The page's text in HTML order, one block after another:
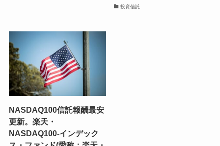
投資信託
NASDAQ100信託報酬最安
更新。楽天・
NASDAQ100-インデック